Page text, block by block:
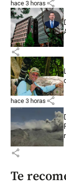
hace 3 horas share
share
hace 3 horas share
share
Te